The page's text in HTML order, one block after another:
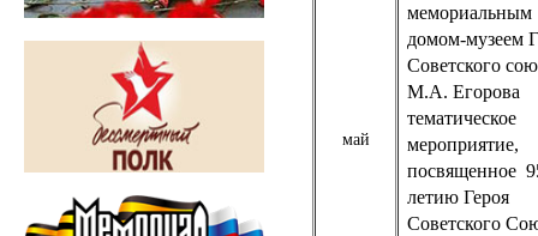
май
мемориальным
домом-музеем
Советского
М.А. Егорова
тематическое
мероприятие,
посвященное
летию Героя
Советского